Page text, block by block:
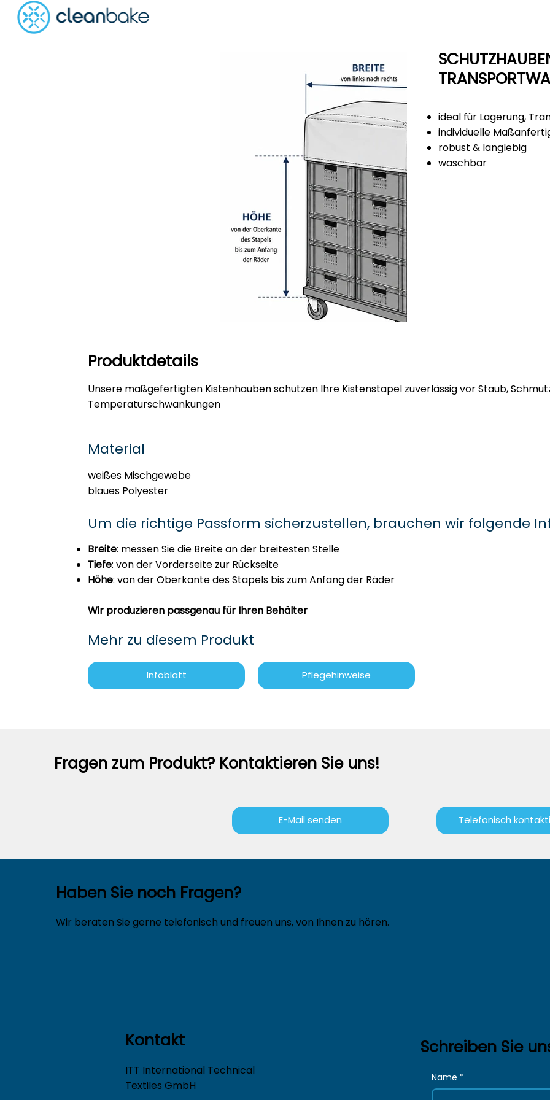
ideal für Lagerung,
individuelle
robust & langlebig
waschbar
Produktdetails
Unsere maßgefertigten Kistenhauben schützen Ihre Kistenstapel zuverlässig vor Staub,
Temperaturschwankungen
Material
weißes Mischgewebe
blaues Polyester
Um die richtige Passform sicherzustellen, brauchen wir folgende
Breite: messen Sie die Breite an der breitesten Stelle
Tiefe: von der Vorderseite zur Rückseite
Höhe: von der Oberkante des Stapels bis zum Anfang der Räder
Wir produzieren passgenau für Ihren Behälter
Mehr zu diesem Produkt
Infoblatt Pflegehinweise
Fragen zum Produkt? Kontaktieren Sie uns!
E-Mail senden Telefonisch
Haben Sie noch Fragen?
Wir beraten Sie gerne telefonisch und freuen uns, von Ihnen zu hören.
Kontakt
ITT International Technical
Textiles GmbH
Schreiben Sie
Name *